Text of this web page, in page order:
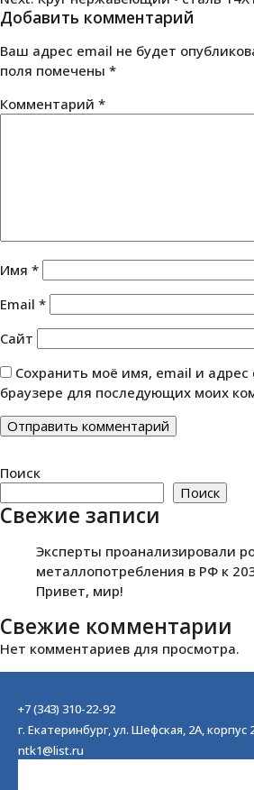
записям
Добавить комментарий
Ваш адрес email не будет
поля помечены *
Комментарий *
Имя *
Email *
Сайт
Сохранить моё имя, email и адрес
браузере для последующих моих
Поиск
Поиск
Свежие записи
Эксперты проанализировали
металлопотребления в РФ к
Привет, мир!
Свежие комментарии
Нет комментариев для просмотра.
+7 (343) 310-22-92
г. Екатеринбург, ул. Шефская, 2А, корпус
ntk1@list.ru